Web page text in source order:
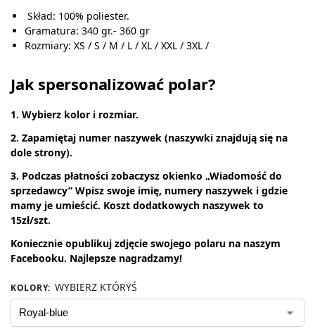
Skład: 100% poliester.
Gramatura: 340 gr.- 360 gr
Rozmiary: XS / S / M / L / XL / XXL / 3XL /
Jak spersonalizować polar?
1. Wybierz kolor i rozmiar.
2. Zapamiętaj numer naszywek (naszywki znajdują się na
dole strony).
3. Podczas płatności zobaczysz okienko „Wiadomość do
sprzedawcy” Wpisz swoje imię, numery naszywek i gdzie
mamy je umieścić. Koszt dodatkowych naszywek to
15zł/szt.
Koniecznie opublikuj zdjęcie swojego polaru na naszym
Facebooku. Najlepsze nagradzamy!
KOLORY: WYBIERZ KTÓRYŚ